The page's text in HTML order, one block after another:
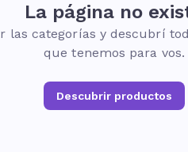
La página no
las categorías y descubrí
que tenemos para vos.
Descubrir productos